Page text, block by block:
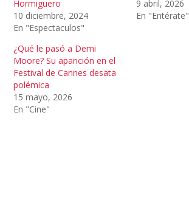
Hormiguero
10 diciembre, 2024
En "Espectaculos"
9 abril, 2026
En "Entérate"
¿Qué le pasó a Demi
Moore? Su aparición en el
Festival de Cannes desata
polémica
15 mayo, 2026
En "Cine"